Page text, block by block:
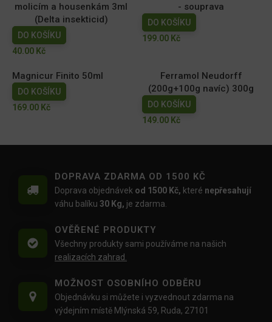
molicím a housenkám 3ml
(Delta insekticid)
DO KOŠÍKU
40.00 Kč
- souprava
DO KOŠÍKU
199.00 Kč
Magnicur Finito 50ml
DO KOŠÍKU
169.00 Kč
Ferramol Neudorff
(200g+100g navíc) 300g
DO KOŠÍKU
149.00 Kč
DOPRAVA ZDARMA OD 1500 KČ
Doprava objednávek od 1500 Kč, které nepřesahují
váhu balíku 30 Kg, je zdarma.
OVĚŘENÉ PRODUKTY
Všechny produkty sami používáme na našich
realizacích zahrad.
MOŽNOST OSOBNÍHO ODBĚRU
Objednávku si můžete i vyzvednout zdarma na
výdejním místě Mlýnská 59, Ruda, 27101